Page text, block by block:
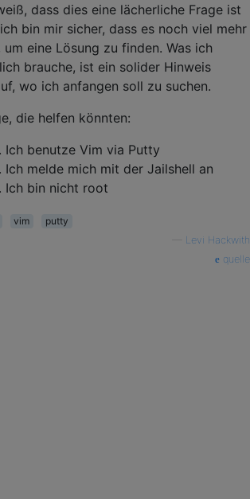
dass dies eine lächerliche Frage ist
bin mir sicher, dass es noch viel mehr
um eine Lösung zu finden. Was ich
brauche, ist ein solider Hinweis
wo ich anfangen soll zu suchen.
die helfen könnten:
Ich benutze Vim via Putty
Ich melde mich mit der Jailshell an
Ich bin nicht root
vim
putty
Levi Hackwith
quelle